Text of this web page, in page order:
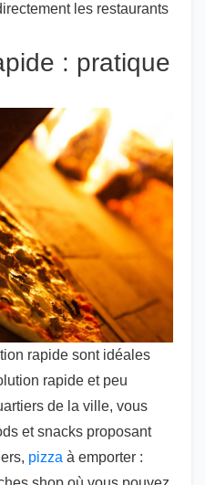
les restaurants
: pratique
rapide sont idéales
rapide et peu
de la ville, vous
et snacks proposant
pizza à emporter :